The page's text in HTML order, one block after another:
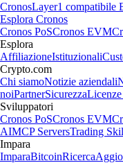
CronosLayer1 compatibile
Esplora Cronos
Cronos PoSCronos EVM
Esplora
AffiliazioneIstituzionali
Crypto.com
Chi siamoNotizie aziendali
noiPartnerSicurezza
Sviluppatori
Cronos PoSCronos EVM
AIMCP ServersTrading
Impara
ImparaBitcoinRicerca